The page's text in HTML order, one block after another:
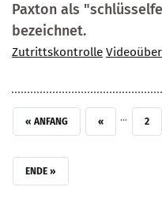
Paxton als
bezeichnet.
Zutrittskontrolle
ERSTE SEITE
« ANFANG VORHERIGE
‹‹ … SEITE
2
LETZTE SEITE
ENDE »